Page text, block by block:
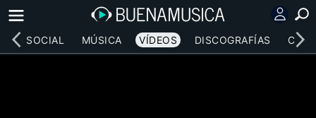
RED SOCIAL MÚSICA VÍDEOS DISCOGRAFÍAS